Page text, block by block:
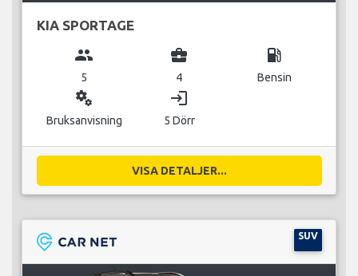
KIA SPORTAGE
group
5
business_center
4
local_gas_station
Bensin
miscellaneous_services
Bruksanvisning
login
5 Dörr
VISA DETALJER...
SUV